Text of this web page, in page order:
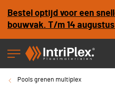
Bestel optijd voor een
bouwvak. T/m 14
Pools grenen multiplex